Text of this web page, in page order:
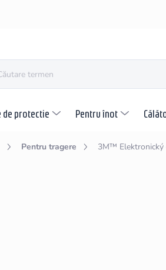
de protectie Pentru înot
Pentru tragere 3M™ Elektronický